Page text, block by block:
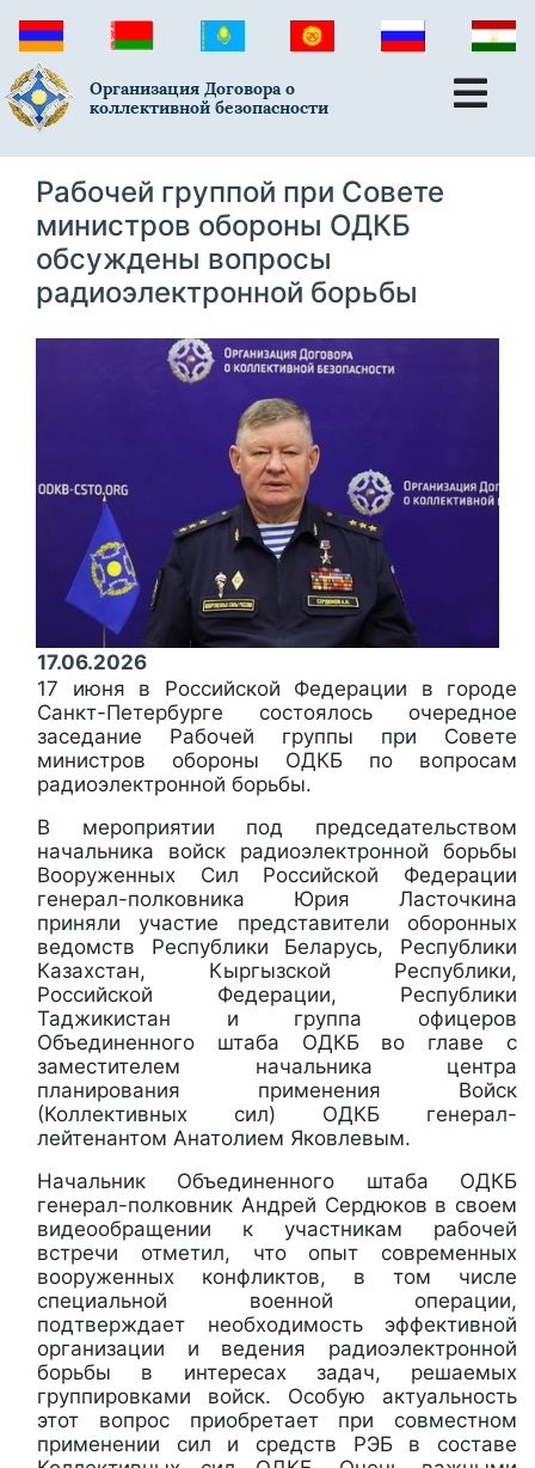
Организация Договора о
коллективной безопасности
Рабочей группой при Совете
министров обороны ОДКБ
обсуждены вопросы
радиоэлектронной борьбы
17.06.2026
17 июня в Российской Федерации в городе
Санкт-Петербурге состоялось очередное
заседание Рабочей группы при Совете
министров обороны ОДКБ по вопросам
радиоэлектронной борьбы.
В мероприятии под председательством
начальника войск радиоэлектронной борьбы
Вооруженных Сил Российской Федерации
генерал-полковника Юрия Ласточкина
приняли участие представители оборонных
ведомств Республики Беларусь, Республики
Казахстан, Кыргызской Республики,
Российской Федерации, Республики
Таджикистан и группа офицеров
Объединенного штаба ОДКБ во главе с
заместителем начальника центра
планирования применения Войск
(Коллективных сил) ОДКБ генерал-
лейтенантом Анатолием Яковлевым.
Начальник Объединенного штаба ОДКБ
генерал-полковник Андрей Сердюков в своем
видеообращении к участникам рабочей
встречи отметил, что опыт современных
вооруженных конфликтов, в том числе
специальной военной операции,
подтверждает необходимость эффективной
организации и ведения радиоэлектронной
борьбы в интересах задач, решаемых
группировками войск. Особую актуальность
этот вопрос приобретает при совместном
применении сил и средств РЭБ в составе